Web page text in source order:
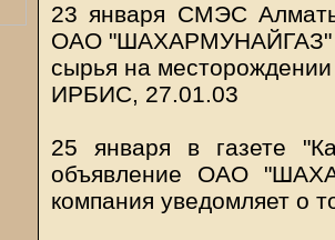
23 января СМЭС
ОАО "ШАХАРМУНАЙГАЗ"
сырья на месторождении
ИРБИС, 27.01.03
25 января в газете
объявление ОАО
компания уведомляет о